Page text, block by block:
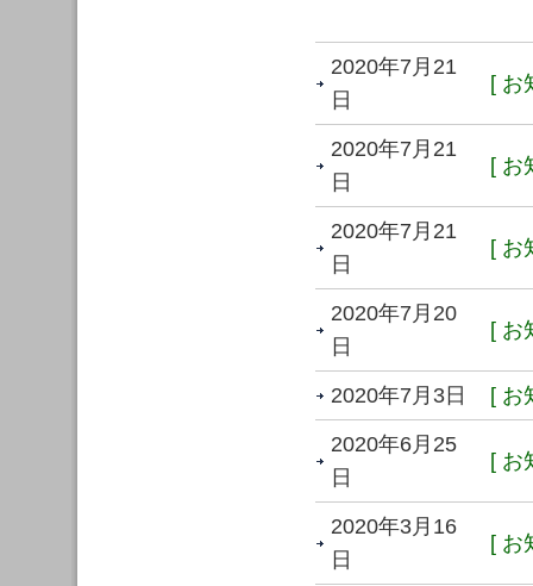
2020年7月21
日
[ お
2020年7月21
日
[ お
2020年7月21
日
[ お
2020年7月20
日
[ お
2020年7月3日 [ お
2020年6月25
日
[ お
2020年3月16
日
[ お